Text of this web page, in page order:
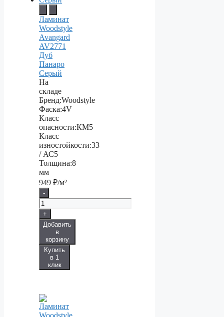
Ламинат
Woodstyle
Avangard
AV2771
Дуб
Панаро
Серый
На
складе
Бренд:Woodstyle
Фаска:4V
Класс
опасности:КМ5
Класс
изностойкости:33
/ АС5
Толщина:8
мм
949 ₽/м²
-
+
Добавить
в
корзину
Купить
в 1
клик